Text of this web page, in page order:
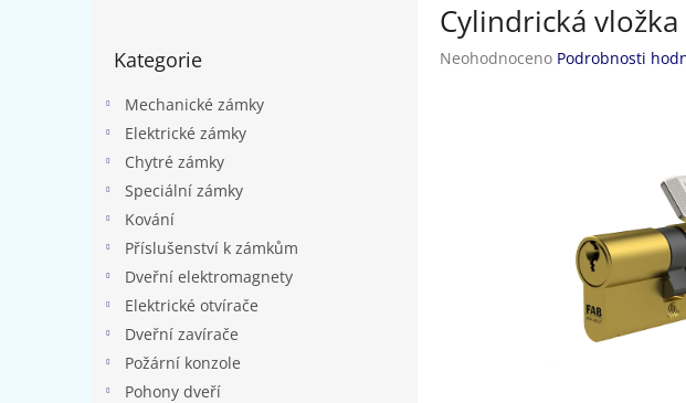
kategorie
Kategorie
Mechanické zámky
Elektrické zámky
Chytré zámky
Speciální zámky
Kování
Příslušenství k zámkům
Dveřní elektromagnety
Elektrické otvírače
Dveřní zavírače
Požární konzole
Pohony dveří
Cylindrická vložka
Průměrné
Neohodnoceno Podrobnosti